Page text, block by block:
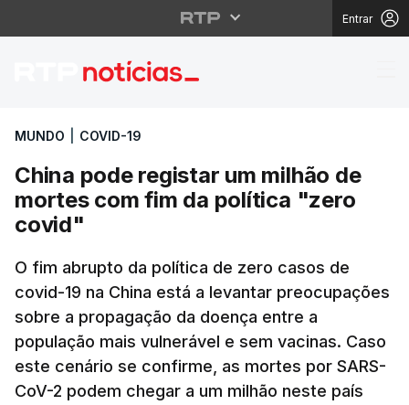
Entrar
China pode registar
MUNDO COVID-19
China pode registar um milhão de
mortes com fim da política "zero
covid"
O fim abrupto da política de zero casos de
covid-19 na China está a levantar preocupações
sobre a propagação da doença entre a
população mais vulnerável e sem vacinas. Caso
este cenário se confirme, as mortes por SARS-
CoV-2 podem chegar a um milhão neste país